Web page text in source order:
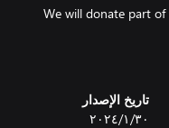
We will donate part
تاريخ الإصدار
٣٠‏/١‏/٢٠٢٤